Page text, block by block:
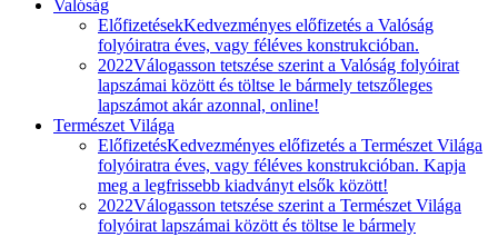
Valóság
ElőfizetésekKedvezményes előfizetés a Valóság
folyóiratra éves, vagy féléves konstrukcióban.
2022Válogasson tetszése szerint a Valóság folyóirat
lapszámai között és töltse le bármely tetszőleges
lapszámot akár azonnal, online!
Természet Világa
ElőfizetésKedvezményes előfizetés a Természet Világa
folyóiratra éves, vagy féléves konstrukcióban. Kapja
meg a legfrissebb kiadványt elsők között!
2022Válogasson tetszése szerint a Természet Világa
folyóirat lapszámai között és töltse le bármely